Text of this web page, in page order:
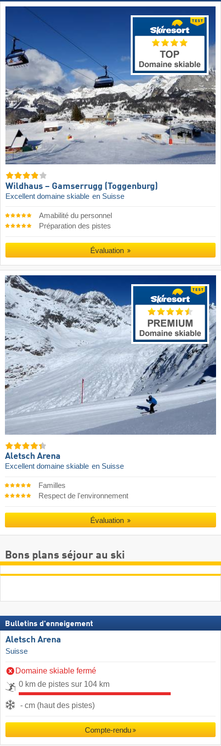
Wildhaus – Gamserrugg (Toggenburg)
Excellent domaine skiable en Suisse
Amabilité du personnel
Préparation des pistes
Évaluation
Aletsch Arena
Excellent domaine skiable en Suisse
Familles
Respect de l'environnement
Évaluation
Bons plans séjour au ski
Bulletins d'enneigement
Aletsch Arena
Suisse
Domaine skiable fermé
0 km de pistes sur 104 km
- cm (haut des pistes)
Compte-rendu